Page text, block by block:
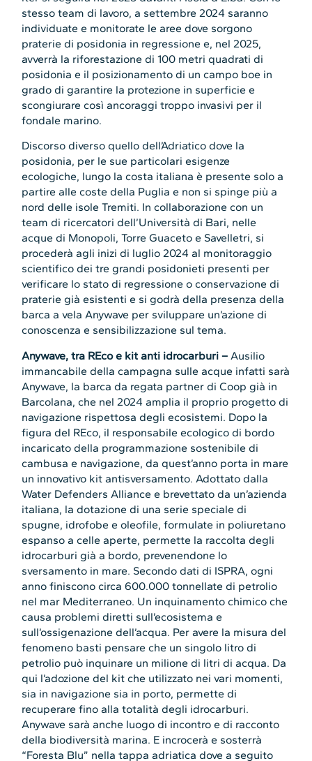
stesso team di lavoro, a settembre 2024 saranno
individuate e monitorate le aree dove sorgono
praterie di posidonia in regressione e, nel 2025,
avverrà la riforestazione di 100 metri quadrati di
posidonia e il posizionamento di un campo boe in
grado di garantire la protezione in superficie e
scongiurare così ancoraggi troppo invasivi per il
fondale marino.
Discorso diverso quello dell’Adriatico dove la
posidonia, per le sue particolari esigenze
ecologiche, lungo la costa italiana è presente solo a
partire alle coste della Puglia e non si spinge più a
nord delle isole Tremiti. In collaborazione con un
team di ricercatori dell’Università di Bari, nelle
acque di Monopoli, Torre Guaceto e Savelletri, si
procederà agli inizi di luglio 2024 al monitoraggio
scientifico dei tre grandi posidonieti presenti per
verificare lo stato di regressione o conservazione di
praterie già esistenti e si godrà della presenza della
barca a vela Anywave per sviluppare un’azione di
conoscenza e sensibilizzazione sul tema.
Anywave, tra REco e kit anti idrocarburi – Ausilio
immancabile della campagna sulle acque infatti sarà
Anywave, la barca da regata partner di Coop già in
Barcolana, che nel 2024 amplia il proprio progetto di
navigazione rispettosa degli ecosistemi. Dopo la
figura del REco, il responsabile ecologico di bordo
incaricato della programmazione sostenibile di
cambusa e navigazione, da quest’anno porta in mare
un innovativo kit antisversamento. Adottato dalla
Water Defenders Alliance e brevettato da un’azienda
italiana, la dotazione di una serie speciale di
spugne, idrofobe e oleofile, formulate in poliuretano
espanso a celle aperte, permette la raccolta degli
idrocarburi già a bordo, prevenendone lo
sversamento in mare. Secondo dati di ISPRA, ogni
anno finiscono circa 600.000 tonnellate di petrolio
nel mar Mediterraneo. Un inquinamento chimico che
causa problemi diretti sull’ecosistema e
sull’ossigenazione dell’acqua. Per avere la misura del
fenomeno basti pensare che un singolo litro di
petrolio può inquinare un milione di litri di acqua. Da
qui l’adozione del kit che utilizzato nei vari momenti,
sia in navigazione sia in porto, permette di
recuperare fino alla totalità degli idrocarburi.
Anywave sarà anche luogo di incontro e di racconto
della biodiversità marina. E incrocerà e sosterrà
“Foresta Blu” nella tappa adriatica dove a seguito